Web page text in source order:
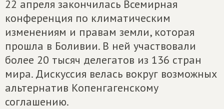
22 апреля закончилась Всемирная
конференция по климатическим
изменениям и правам земли, которая
прошла в Боливии. В ней участвовали
более 20 тысяч делегатов из 136 стран
мира. Дискуссия велась вокруг возможных
альтернатив Копенгагенскому
соглашению.